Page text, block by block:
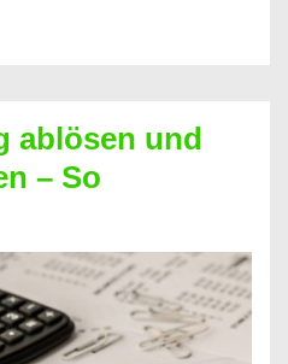
ablösen und
– So